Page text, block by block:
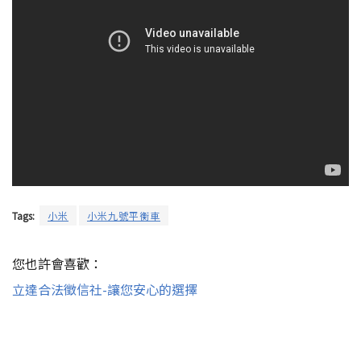
Tags: 小米 小米九號平衡車
您也許會喜歡：
立達合法徵信社-讓您安心的選擇